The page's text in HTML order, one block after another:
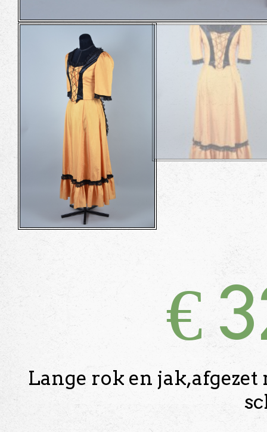
€
Lange rok en